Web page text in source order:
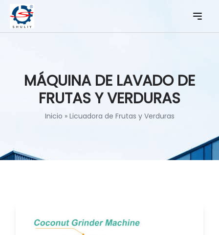
MÁQUINA DE LAVADO DE
FRUTAS Y VERDURAS
Inicio » Licuadora de Frutas y Verduras